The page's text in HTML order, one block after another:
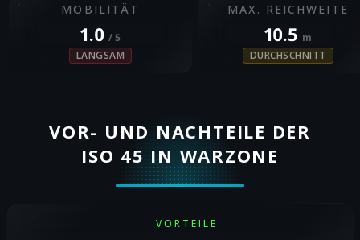
MOBILITÄT
1.0/ 5
LANGSAM
MAX. REICHWEITE
10.5 m
DURCHSCHNITT
VOR- UND NACHTEILE DER
ISO 45 IN WARZONE
VORTEILE